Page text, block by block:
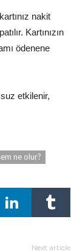
nakit
Kartınızın
ödenene
etkilenir,
ne olur?
Next article